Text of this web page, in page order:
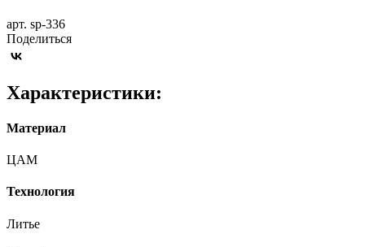
арт. sp-336
Поделиться
Характеристики:
Материал
ЦАМ
Технология
Литье